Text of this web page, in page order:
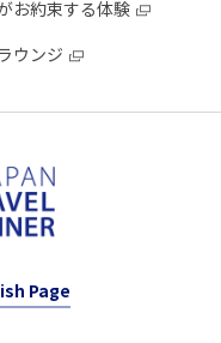
お約束する体験
ウンジ
Page